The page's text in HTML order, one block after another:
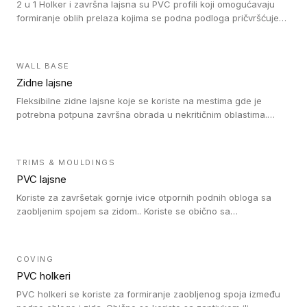
2 u 1 Holker i završna lajsna su PVC profili koji omogućavaju
formiranje oblih prelaza kojima se podna podloga pričvršćuje
WALL BASE
Zidne lajsne
Fleksibilne zidne lajsne koje se koriste na mestima gde je
potrebna potpuna završna obrada u nekritičnim oblastima.
TRIMS & MOULDINGS
PVC lajsne
Koriste za završetak gornje ivice otpornih podnih obloga sa
zaobljenim spojem sa zidom.. Koriste se obično sa
rešenje).
COVING
PVC holkeri
PVC holkeri se koriste za formiranje zaobljenog spoja između